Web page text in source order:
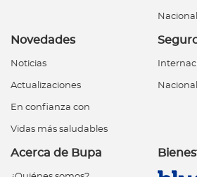
Novedades
Noticias
Actualizaciones
En confianza con
Vidas más saludables
Nacional
Acerca de Bupa